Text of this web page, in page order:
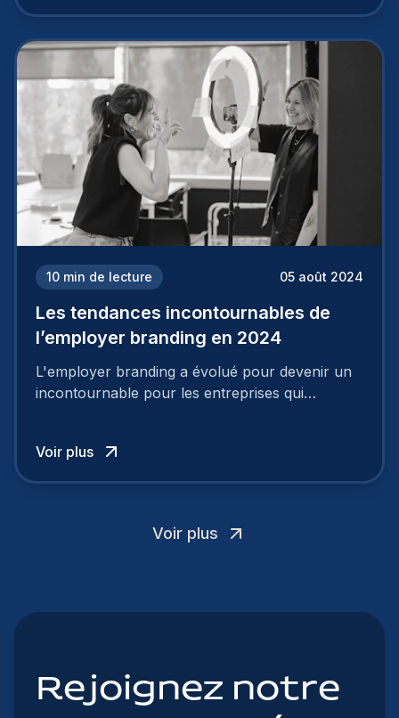
travail, pour qu’il soit réussi, ne peut se faire en
mettre en œuvre un certain nombre d’actions.
10 min de lecture 05 août 2024
Les tendances incontournables de
l’employer branding en 2024
L'employer branding a évolué pour devenir un
incontournable pour les entreprises qui
Voir plus
Voir plus
Rejoignez notre